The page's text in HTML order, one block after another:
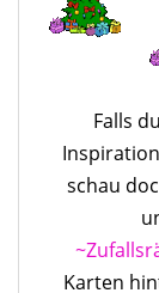
Falls
schau
Karten